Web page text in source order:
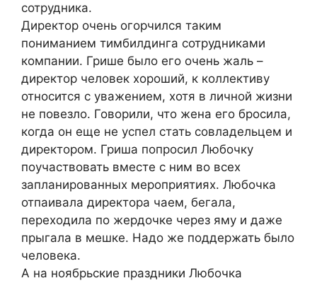
сотрудника.
Директор очень огорчился таким
пониманием тимбилдинга сотрудниками
компании. Грише было его очень жаль –
директор человек хороший, к коллективу
относится с уважением, хотя в личной жизни
не повезло. Говорили, что жена его бросила,
когда он еще не успел стать совладельцем и
директором. Гриша попросил Любочку
поучаствовать вместе с ним во всех
запланированных мероприятиях. Любочка
отпаивала директора чаем, бегала,
переходила по жердочке через яму и даже
прыгала в мешке. Надо же поддержать было
человека.
А на ноябрьские праздники Любочка